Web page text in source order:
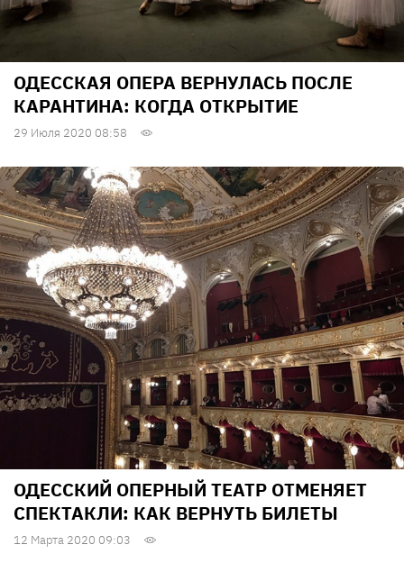
ОДЕССКАЯ ОПЕРА ВЕРНУЛАСЬ ПОСЛЕ
КАРАНТИНА: КОГДА ОТКРЫТИЕ
29 Июля 2020 08:58
ОДЕССКИЙ ОПЕРНЫЙ ТЕАТР ОТМЕНЯЕТ
СПЕКТАКЛИ: КАК ВЕРНУТЬ БИЛЕТЫ
12 Марта 2020 09:03